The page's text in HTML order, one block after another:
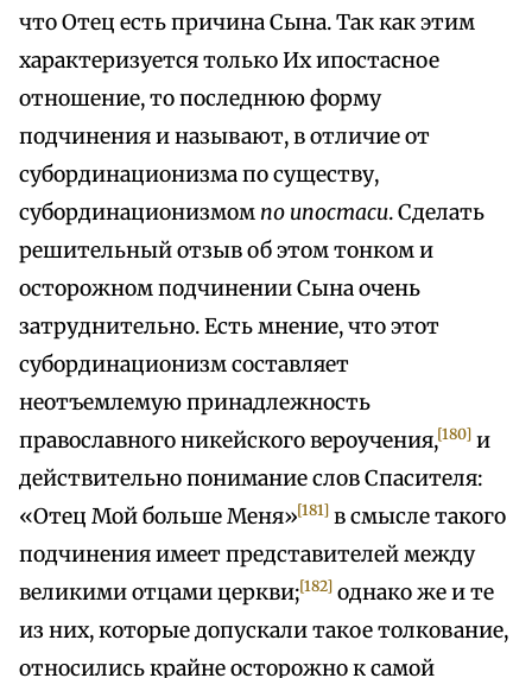
что Отец есть причина Сына. Так как этим
характеризуется только Их ипостасное
отношение, то последнюю форму
подчинения и называют, в отличие от
субординационизма по существу,
субординационизмом по ипостаси. Сделать
решительный отзыв об этом тонком и
осторожном подчинении Сына очень
затруднительно. Есть мнение, что этот
субординационизм составляет
неотъемлемую принадлежность
православного никейского вероучения,[180] и
действительно понимание слов Спасителя:
«Отец Мой больше Меня»[181] в смысле такого
подчинения имеет представителей между
великими отцами церкви;[182] однако же и те
из них, которые допускали такое толкование,
относились крайне осторожно к самой